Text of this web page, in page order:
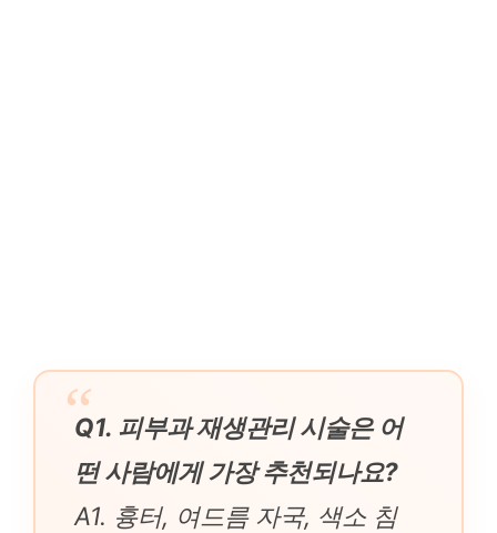
Q1. 피부과 재생관리 시술은 어
떤 사람에게 가장 추천되나요?
A1. 흉터, 여드름 자국, 색소 침